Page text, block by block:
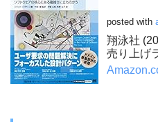
posted with
翔泳社
売り上げ